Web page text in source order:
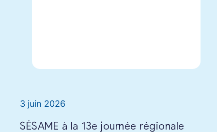
3 juin 2026
SÉSAME à la 13e journée régionale